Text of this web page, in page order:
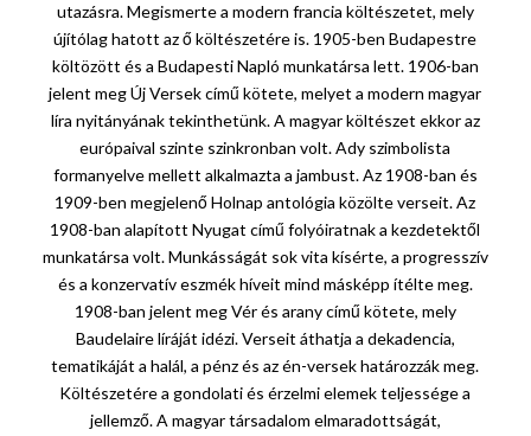
utazásra. Megismerte a modern francia költészetet, mely
újítólag hatott az ő költészetére is. 1905-ben Budapestre
költözött és a Budapesti Napló munkatársa lett. 1906-ban
jelent meg Új Versek című kötete, melyet a modern magyar
líra nyitányának tekinthetünk. A magyar költészet ekkor az
európaival szinte szinkronban volt. Ady szimbolista
formanyelve mellett alkalmazta a jambust. Az 1908-ban és
1909-ben megjelenő Holnap antológia közölte verseit. Az
1908-ban alapított Nyugat című folyóiratnak a kezdetektől
munkatársa volt. Munkásságát sok vita kísérte, a progresszív
és a konzervatív eszmék híveit mind másképp ítélte meg.
1908-ban jelent meg Vér és arany című kötete, mely
Baudelaire líráját idézi. Verseit áthatja a dekadencia,
tematikáját a halál, a pénz és az én-versek határozzák meg.
Költészetére a gondolati és érzelmi elemek teljessége a
jellemző. A magyar társadalom elmaradottságát,